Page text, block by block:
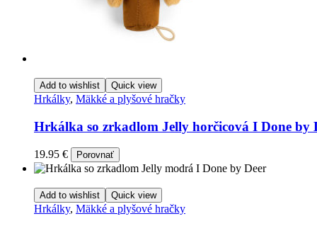
Add to wishlist Quick view
Hrkálky, Mäkké a plyšové hračky
Hrkálka so zrkadlom Jelly horčicová I Done by
19.95 € Porovnať
Add to wishlist Quick view
Hrkálky, Mäkké a plyšové hračky